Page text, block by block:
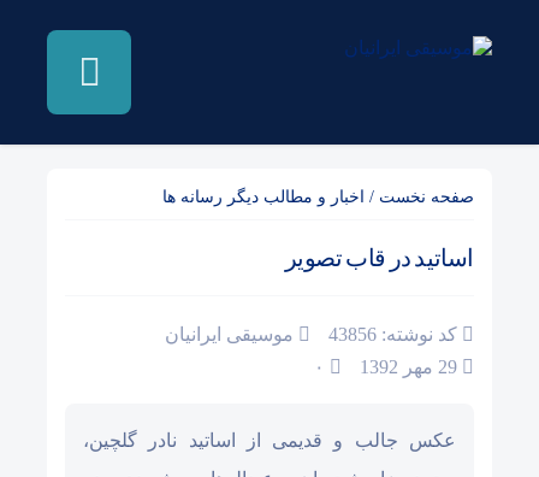
صفحه نخست / اخبار و مطالب دیگر رسانه ها
اساتید در قاب تصویر
کد نوشته: 43856
موسیقی ایرانیان
۰
عکس جالب و قدیمی از اساتید نادر گلچین،